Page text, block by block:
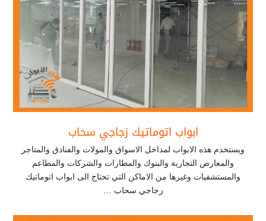
ابواب اتوماتيك زجاجي سحاب
ويستخدم هذه الابواب لمداخل الاسواق والمولات والفنادق والمتاجر
والمعارض التجارية والبنوك والمطارات والشركات والمطاعم
والمستشفيات وغيرها من الاماكن التي تحتاج الى ابواب اتوماتيك
زجاجي سحاب …